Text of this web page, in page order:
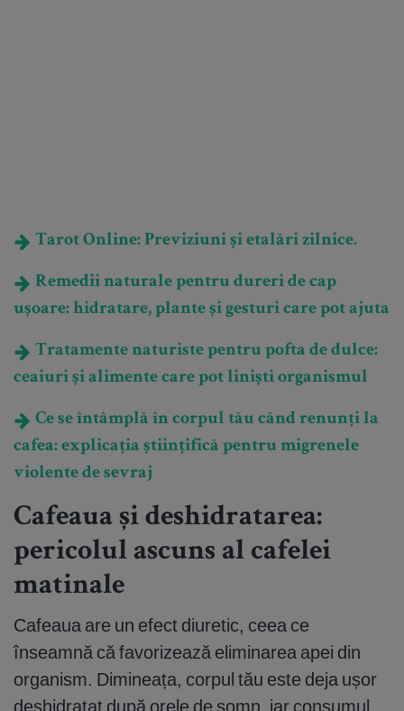
Tarot Online: Previziuni și etalări zilnice.
Remedii naturale pentru dureri de cap
ușoare: hidratare, plante și gesturi care pot ajuta
Tratamente naturiste pentru pofta de dulce:
ceaiuri și alimente care pot liniști organismul
Ce se întâmplă în corpul tău când renunți la
cafea: explicația științifică pentru migrenele
violente de sevraj
Cafeaua și deshidratarea:
pericolul ascuns al cafelei
matinale
Cafeaua are un efect diuretic, ceea ce
înseamnă că favorizează eliminarea apei din
organism. Dimineața, corpul tău este deja ușor
deshidratat după orele de somn, iar consumul